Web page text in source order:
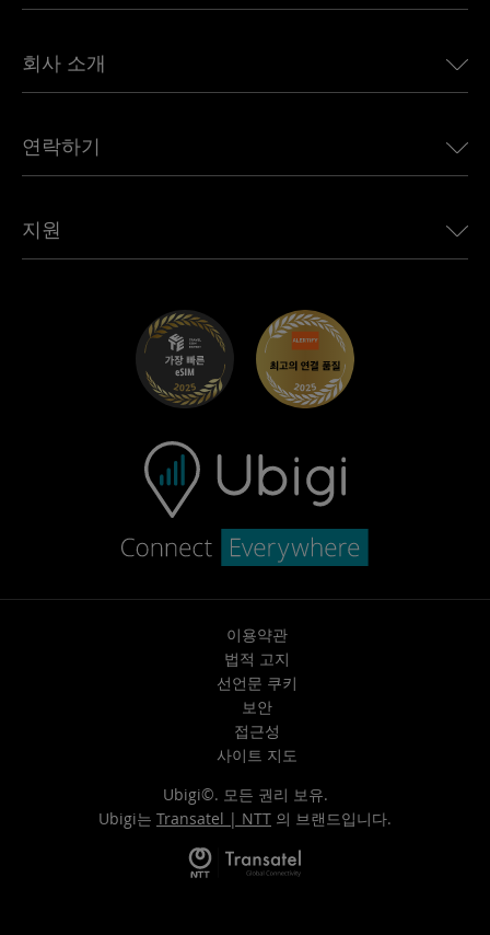
캐나다용 eSIM
아프리카용 eSIM
모든 목적지 보기
Land Rover용 Ubigi
Jeep용 Ubigi
Mini용 Ubigi
Maserati용 Ubigi
회사 소개
언론에 소개된 Ubigi
Ubigi 앱
연락하기
제휴 프로그램
지원
이용약관
법적 고지
선언문 쿠키
보안
접근성
사이트 지도
Ubigi©. 모든 권리 보유.
Ubigi는 Transatel | NTT 의 브랜드입니다.